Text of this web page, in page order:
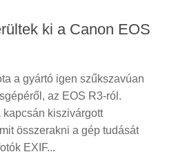
ki a Canon EOS
a gyártó igen szűkszavúan
az EOS R3-ról.
kiszivárgott
összerakni a gép tudását
EXIF...